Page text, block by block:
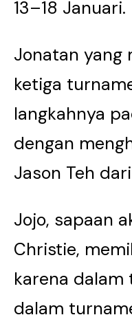
13–18 Januari.
Jonatan yang
ketiga
langkahnya
dengan
Jason Teh
Jojo, sapaan
Christie,
karena
dalam